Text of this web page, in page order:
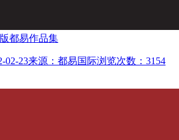
都易作品集
02-23来源：都易国际浏览次数：3154